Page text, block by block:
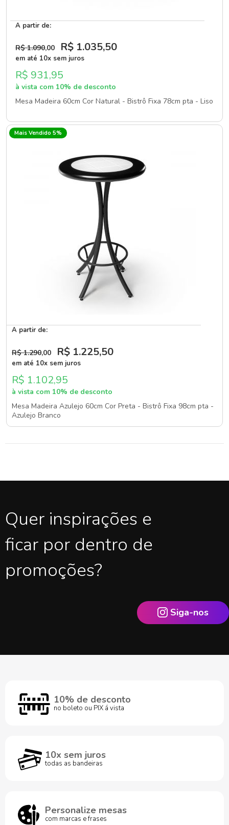
A partir de:
R$ 1.090,00 R$ 1.035,50
em até 10x sem juros
R$ 931,95
à vista com 10% de desconto
Mesa Madeira 60cm Cor Natural - Bistrô Fixa 78cm pta - Liso
Mais Vendido 5%
A partir de:
R$ 1.290,00 R$ 1.225,50
em até 10x sem juros
R$ 1.102,95
à vista com 10% de desconto
Mesa Madeira Azulejo 60cm Cor Preta - Bistrô Fixa 98cm pta -
Azulejo Branco
Quer inspirações e
ficar por dentro de
promoções?
Siga-nos
10% de desconto
no boleto ou PIX á vista
10x sem juros
todas as bandeiras
Personalize mesas
com marcas e frases